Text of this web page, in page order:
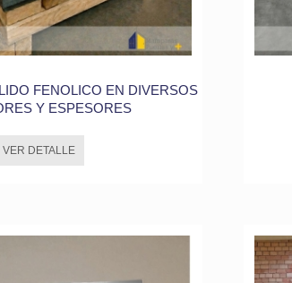
FENOLICO EN DIVERSOS
Y ESPESORES
VER DETALLE